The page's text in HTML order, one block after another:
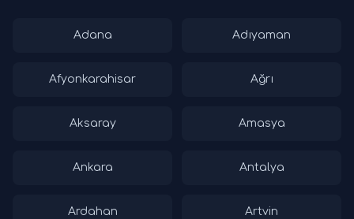
Adana Adıyaman
Afyonkarahisar Ağrı
Aksaray Amasya
Ankara Antalya
Ardahan Artvin